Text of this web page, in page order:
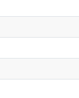
ス（株）
バス（株）
ス（株）